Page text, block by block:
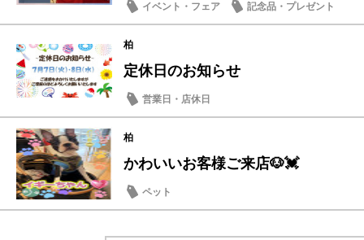
イベント・フェア 記念品・プレゼント
柏
定休日のお知らせ
営業日・店休日
柏
かわいいお客様ご来店🐶💓
ペット